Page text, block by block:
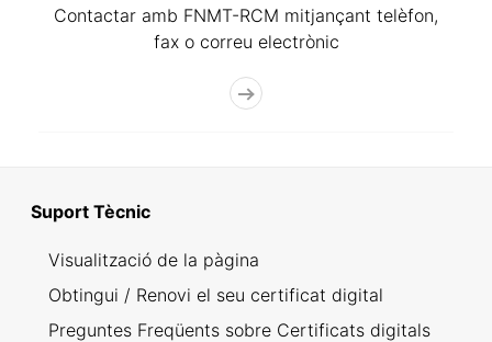
Contactar amb FNMT-RCM mitjançant telèfon,
fax o correu electrònic
Suport Tècnic
Visualització de la pàgina
Obtingui / Renovi el seu certificat digital
Preguntes Freqüents sobre Certificats digitals